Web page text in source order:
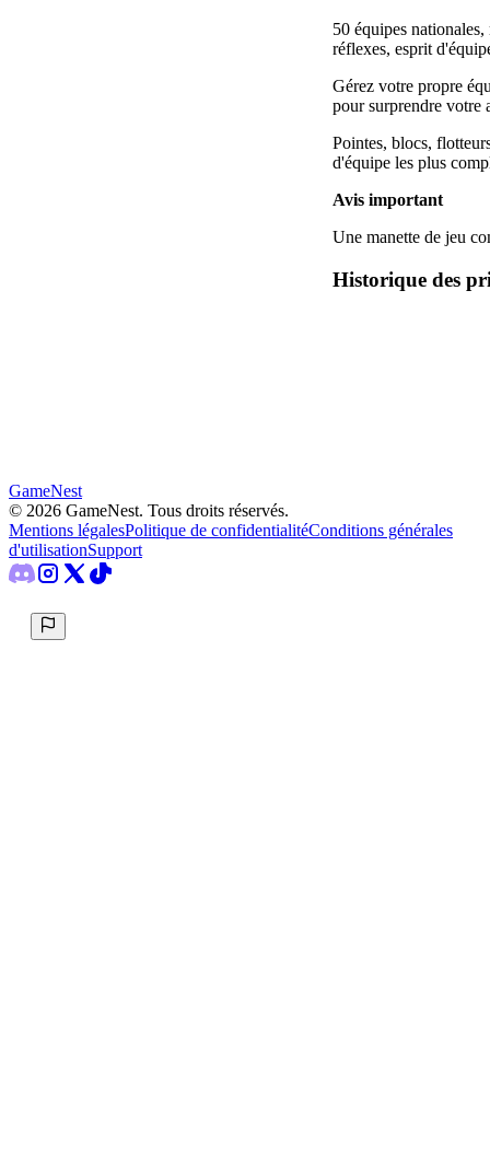
50 équipes
réflexes, esprit
Gérez votre propre
pour surprendre votre
Pointes, blocs,
d'équipe les plus
Avis important
Une manette de jeu
Historique des
GameNest
© 2026 GameNest. Tous droits réservés.
Mentions légalesPolitique de confidentialitéConditions générales
d'utilisationSupport